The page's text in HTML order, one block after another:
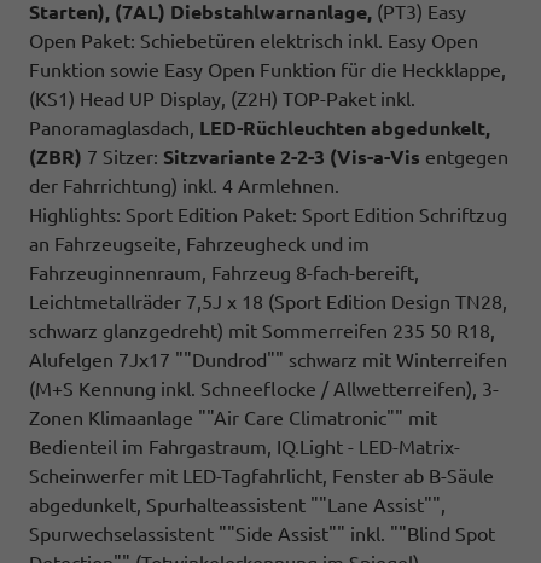
Starten), (7AL) Diebstahlwarnanlage, (PT3) Easy
Open Paket: Schiebetüren elektrisch inkl. Easy Open
Funktion sowie Easy Open Funktion für die Heckklappe,
(KS1) Head UP Display, (Z2H) TOP-Paket inkl.
Panoramaglasdach, LED-Rüchleuchten abgedunkelt,
(ZBR) 7 Sitzer: Sitzvariante 2-2-3 (Vis-a-Vis entgegen
der Fahrrichtung) inkl. 4 Armlehnen.
Highlights: Sport Edition Paket: Sport Edition Schriftzug
an Fahrzeugseite, Fahrzeugheck und im
Fahrzeuginnenraum, Fahrzeug 8-fach-bereift,
Leichtmetallräder 7,5J x 18 (Sport Edition Design TN28,
schwarz glanzgedreht) mit Sommerreifen 235 50 R18,
Alufelgen 7Jx17 ""Dundrod"" schwarz mit Winterreifen
(M+S Kennung inkl. Schneeflocke / Allwetterreifen), 3-
Zonen Klimaanlage ""Air Care Climatronic"" mit
Bedienteil im Fahrgastraum, IQ.Light - LED-Matrix-
Scheinwerfer mit LED-Tagfahrlicht, Fenster ab B-Säule
abgedunkelt, Spurhalteassistent ""Lane Assist"",
Spurwechselassistent ""Side Assist"" inkl. ""Blind Spot